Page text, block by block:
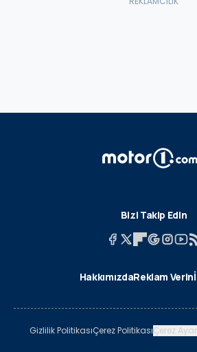
Bizi Takip Edin
HakkımızdaReklam Verin
Gizlilik PolitikasıÇerez PolitikasıÇerez